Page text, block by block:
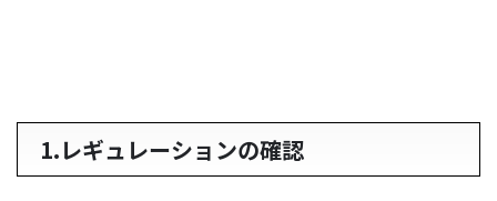
1.レギュレーションの確認